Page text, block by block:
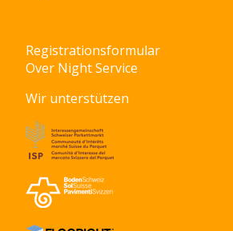
Registrationsformular
Over Night Service
Wir unterstützen